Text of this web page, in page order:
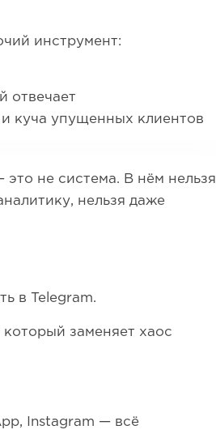
инструмент:
отвечает
куча упущенных клиентов
это не система. В нём нельзя
нельзя даже
в Telegram.
заменяет хаос
Instagram — всё